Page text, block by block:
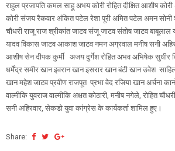
राहुल प्रजापति कमल साहू अभय कोरी रोहित दीक्षित आशीष
कोरी संजय रैकवार अंकित पटेल रेशा पूरी अमित पटेल अमन सोनी
चौधरी राजू राज श्रीकांत जाटव संजू जाटव संतोष जाटव बाबूलाल
यादव विकास जाटव आकाश जाटव नमन अग्रवाल मनीष सनी
आशीष सेन दीपक कुर्मी अजय दुर्गेश रोहित अभव अभिषेक सुधीर
धर्मेंद्र समीर खान इवरान खान इसरार खान बंटी खान उवेश
खान महेश जाटव प्रवीण राजपूत प्रभा वेद रजिया खान अर्चना
वाल्मीकि युवराज वाल्मीकि अक्षत कोठारी, मनीष नगेले, रोहित
सनी अहिरवार, सेकडो युवा कांग्रेस के कार्यकर्ता शामिल हुए।
Share: